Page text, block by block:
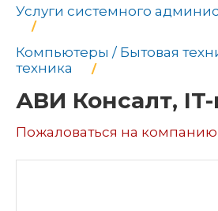
Услуги системного
Компьютеры / Бытовая
техника
АВИ Консалт,
Пожаловаться на компанию